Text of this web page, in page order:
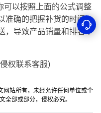
可以按照上面的公式调整
准确的把握补货的时间，
，导致产品销量和排名下
权联系客服)
站所有，未经允许任何单位或个
全部或部分，侵权必究。